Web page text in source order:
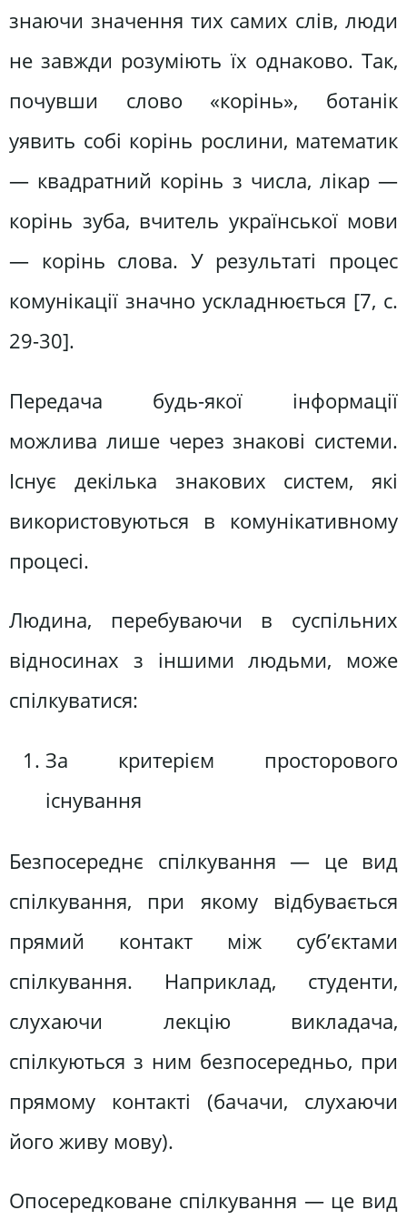
знаючи значення тих самих слів, люди
не завжди розуміють їх однаково. Так,
почувши слово «корінь», ботанік
уявить собі корінь рослини, математик
— квадратний корінь з числа, лікар —
корінь зуба, вчитель української мови
— корінь слова. У результаті процес
комунікації значно ускладнюється [7, c.
29-30].
Передача будь-якої інформації
можлива лише через знакові системи.
Існує декілька знакових систем, які
використовуються в комунікативному
процесі.
Людина, перебуваючи в суспільних
відносинах з іншими людьми, може
спілкуватися:
За критерієм просторового
існування
Безпосереднє спілкування — це вид
спілкування, при якому відбувається
прямий контакт між суб’єктами
спілкування. Наприклад, студенти,
слухаючи лекцію викладача,
спілкуються з ним безпосередньо, при
прямому контакті (бачачи, слухаючи
його живу мову).
Опосередковане спілкування — це вид